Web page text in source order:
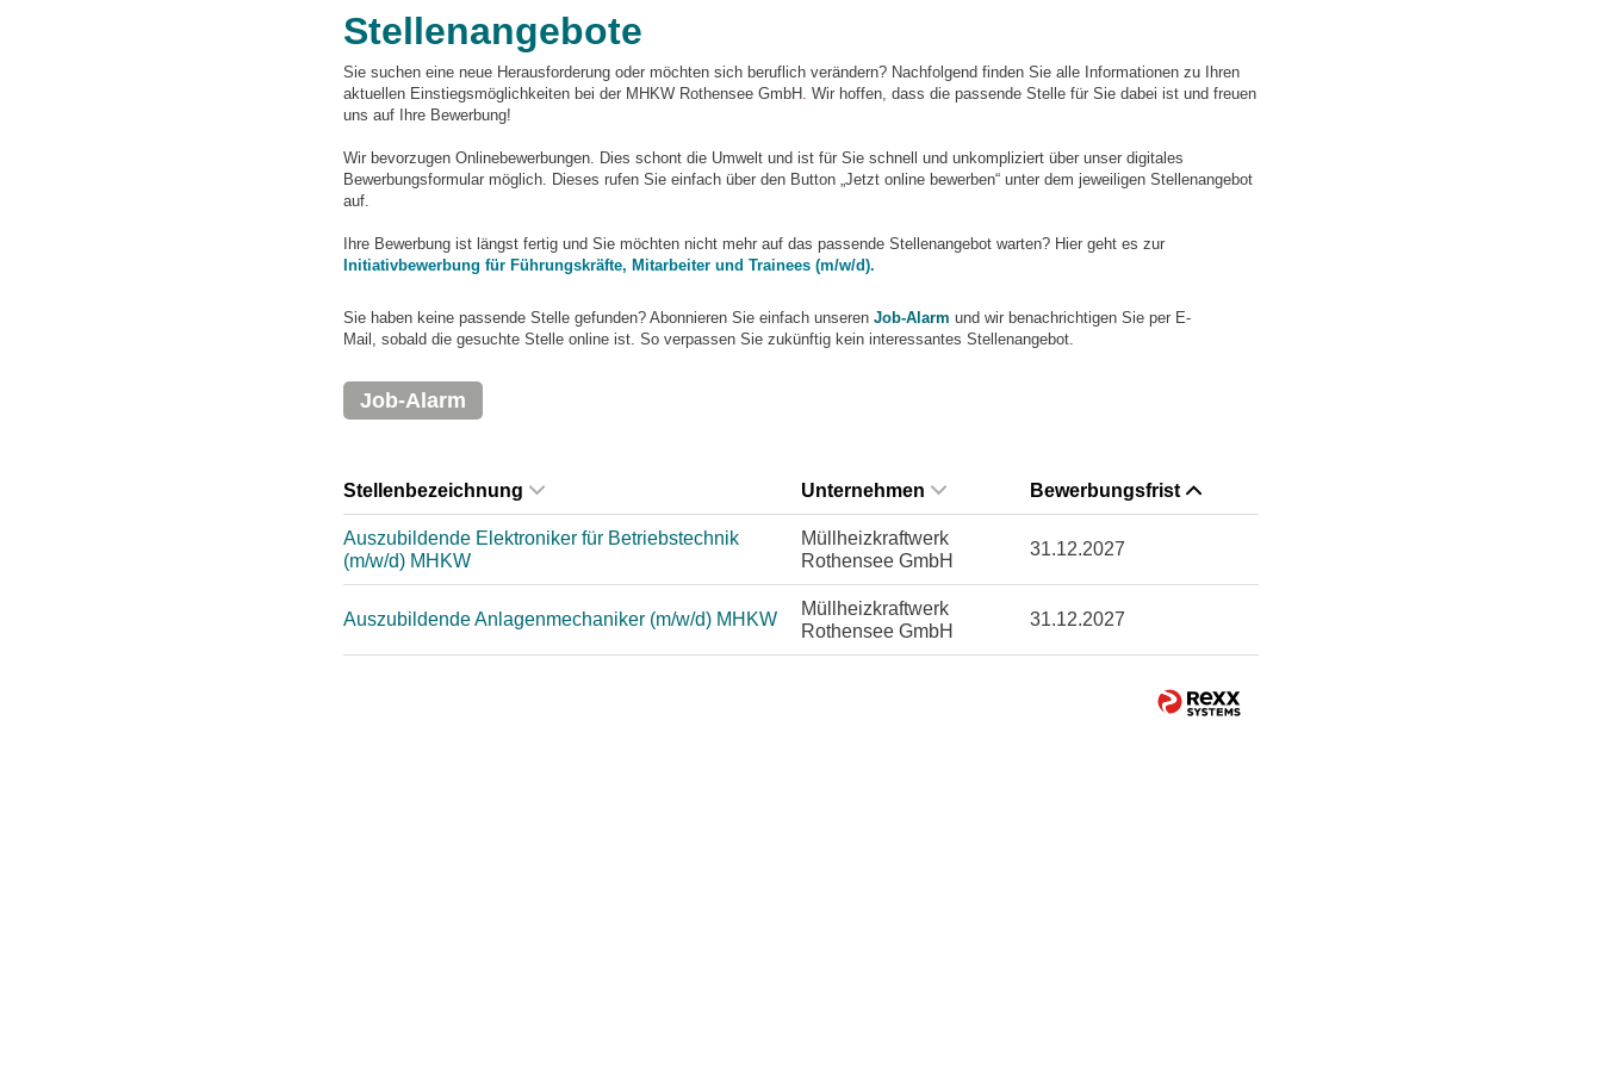
Stellenangebote
Sie suchen eine neue Herausforderung oder möchten sich beruflich verändern? Nachfolgend finden Sie alle Informationen zu Ihren
aktuellen Einstiegsmöglichkeiten bei der MHKW Rothensee GmbH . Wir hoffen, dass die passende Stelle für Sie dabei ist und freuen
uns auf Ihre Bewerbung!
Wir bevorzugen Onlinebewerbungen. Dies schont die Umwelt und ist für Sie schnell und unkompliziert über unser digitales
Bewerbungsformular möglich. Dieses rufen Sie einfach über den Button „Jetzt online bewerben“ unter dem jeweiligen Stellenangebot
auf.
Ihre Bewerbung ist längst fertig und Sie möchten nicht mehr auf das passende Stellenangebot warten? Hier geht es zur
Initiativbewerbung für Führungskräfte, Mitarbeiter und Trainees (m/w/d).
Sie haben keine passende Stelle gefunden? Abonnieren Sie einfach unseren Job-Alarm und wir benachrichtigen Sie per E-
Mail, sobald die gesuchte Stelle online ist. So verpassen Sie zukünftig kein interessantes Stellenangebot.
Job-Alarm
Stellenbezeichnung Unternehmen Bewerbungsfrist
Auszubildende Elektroniker für Betriebstechnik
(m/w/d) MHKW
Müllheizkraftwerk
Rothensee GmbH
31.12.2027
Auszubildende Anlagenmechaniker (m/w/d) MHKW
Müllheizkraftwerk
Rothensee GmbH
31.12.2027